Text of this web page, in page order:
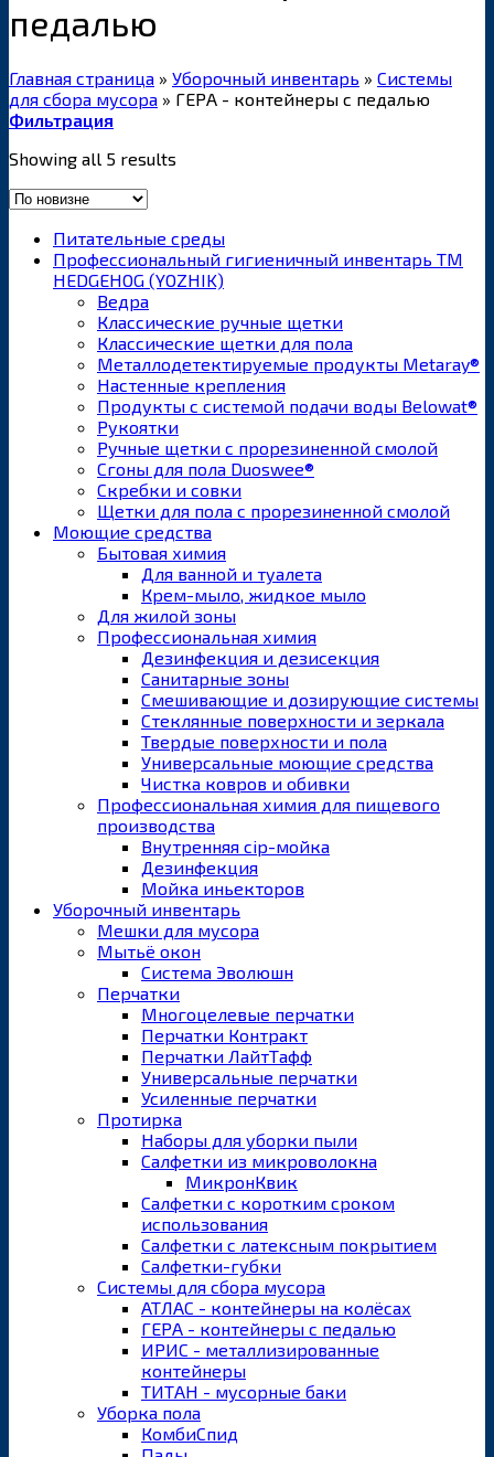
педалью
Главная страница » Уборочный инвентарь » Системы
для сбора мусора » ГЕРА - контейнеры с педалью
Фильтрация
Showing all 5 results
Питательные среды
Профессиональный гигиеничный инвентарь ТМ
HEDGEHOG (YOZHIK)
Ведра
Классические ручные щетки
Классические щетки для пола
Металлодетектируемые продукты Metaray®
Настенные крепления
Продукты с системой подачи воды Belowat®
Рукоятки
Ручные щетки с прорезиненной смолой
Сгоны для пола Duoswee®
Скребки и совки
Щетки для пола с прорезиненной смолой
Моющие средства
Бытовая химия
Для ванной и туалета
Крем-мыло, жидкое мыло
Для жилой зоны
Профессиональная химия
Дезинфекция и дезисекция
Санитарные зоны
Смешивающие и дозирующие системы
Стеклянные поверхности и зеркала
Твердые поверхности и пола
Универсальные моющие средства
Чистка ковров и обивки
Профессиональная химия для пищевого
производства
Внутренняя cip-мойка
Дезинфекция
Мойка иньекторов
Уборочный инвентарь
Мешки для мусора
Мытьё окон
Система Эволюшн
Перчатки
Многоцелевые перчатки
Перчатки Контракт
Перчатки ЛайтТафф
Универсальные перчатки
Усиленные перчатки
Протирка
Наборы для уборки пыли
Салфетки из микроволокна
МикронКвик
Салфетки с коротким сроком
использования
Салфетки с латексным покрытием
Салфетки-губки
Системы для сбора мусора
АТЛАС - контейнеры на колёсах
ГЕРА - контейнеры с педалью
ИРИС - металлизированные
контейнеры
ТИТАН - мусорные баки
Уборка пола
КомбиСпид